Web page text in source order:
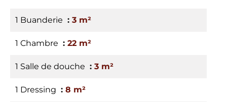
1 Buanderie 3 m²
1 Chambre 22 m²
1 Salle de douche 3 m²
1 Dressing 8 m²